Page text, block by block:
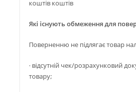
коштів коштів
Які існують обмеження для
Поверненню не підлягає товар
· відсутній чек/розрахунковий
товару;